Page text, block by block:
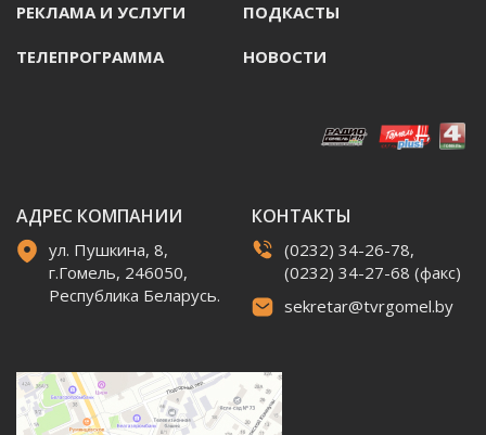
РЕКЛАМА И УСЛУГИ ПОДКАСТЫ
ТЕЛЕПРОГРАММА НОВОСТИ
АДРЕС КОМПАНИИ
ул. Пушкина, 8,
г.Гомель, 246050,
Республика Беларусь.
КОНТАКТЫ
(0232) 34-26-78,
(0232) 34-27-68 (факс)
sekretar@tvrgomel.by